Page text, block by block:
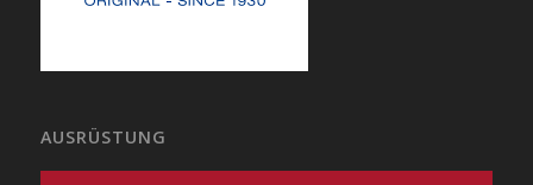
AUSRÜSTUNG